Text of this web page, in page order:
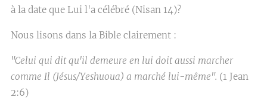
à la date que Lui l'a célébré (Nisan 14)?
Nous lisons dans la Bible clairement :
"Celui qui dit qu'il demeure en lui doit aussi marcher
comme Il (Jésus/Yeshuoua) a marché lui-même". (1 Jean
2:6)